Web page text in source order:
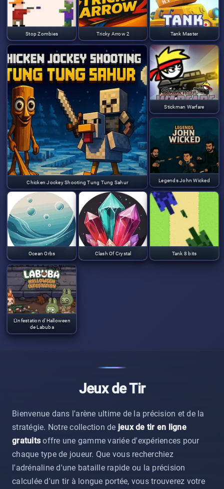
Stop Zombies Tricky Arrow 2
Chicken Jockey Shooting Tung Tung Sahur
Tank Master
Stickman Warfare
Legends John Wicked
Ocean Orbs Clash Of Crystal Tank 8 bits
L'Infestation d'Halloween
de Labuba
Jeux de Tir
Bienvenue dans l'arène ultime de la précision et de la
stratégie. Notre collection de jeux de tir en ligne
gratuitsoffre une gamme variée d'expériences pour
chaque type de joueur. Que vous recherchiez
l'adrénaline d'une bataille rapide ou la précision
calculée d'un tir à longue portée, vous trouverez votre